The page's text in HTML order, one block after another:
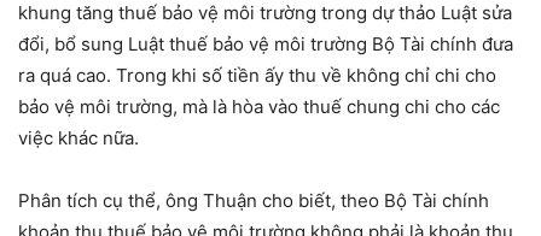
khung tăng thuế bảo vệ môi trường trong dự thảo Luật sửa
đổi, bổ sung Luật thuế bảo vệ môi trường Bộ Tài chính đưa
ra quá cao. Trong khi số tiền ấy thu về không chỉ chi cho
bảo vệ môi trường, mà là hòa vào thuế chung chi cho các
việc khác nữa.
Phân tích cụ thể, ông Thuận cho biết, theo Bộ Tài chính